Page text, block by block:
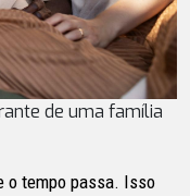
de uma família
o tempo passa. Isso